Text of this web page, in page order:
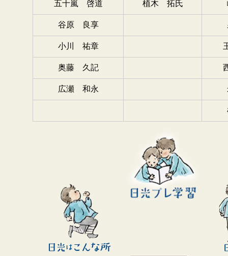
五十嵐 啓道 植木 拓氏
谷原 良享
小川 祐章
奥藤 久記
広瀬 和永